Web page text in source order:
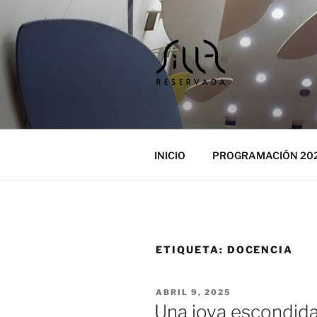
contenido
SILLA
Cursos y encuentros musicales
INICIO PROGRAMACIÓN
ETIQUETA: DOCENCIA
PUBLICADO
EL
ABRIL 9, 2025
Una joya